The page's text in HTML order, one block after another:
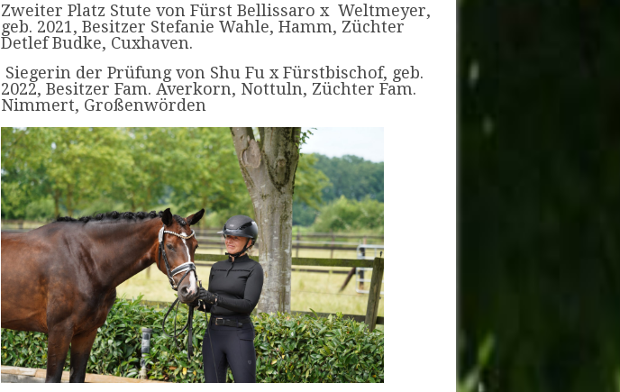
Zweiter Platz Stute von Fürst Bellissaro x Weltmeyer,
geb. 2021, Besitzer Stefanie Wahle, Hamm, Züchter
Detlef Budke, Cuxhaven.
Siegerin der Prüfung von Shu Fu x Fürstbischof, geb.
2022, Besitzer Fam. Averkorn, Nottuln, Züchter Fam.
Nimmert, Großenwörden